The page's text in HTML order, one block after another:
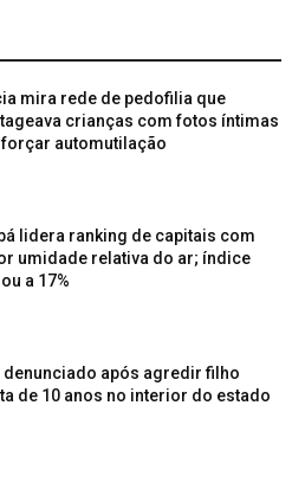
mira rede de pedofilia que
crianças com fotos íntimas
forçar automutilação
lidera ranking de capitais com
umidade relativa do ar; índice
a 17%
denunciado após agredir filho
de 10 anos no interior do estado